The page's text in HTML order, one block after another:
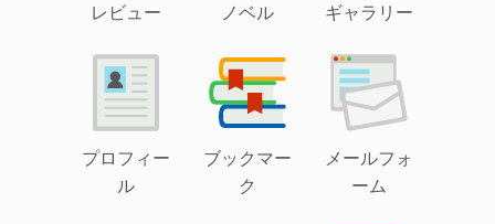
レビュー ノベル ギャラリー
プロフィー
ル
ブックマー
ク
メールフォ
ーム